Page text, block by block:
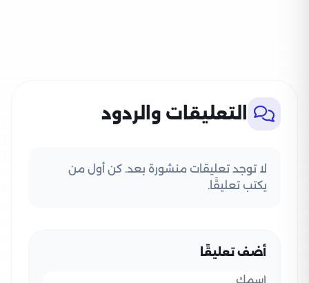
التعليقات والردود
لا توجد تعليقات منشورة بعد. كن أول من
يكتب تعليقًا.
أضف تعليقًا